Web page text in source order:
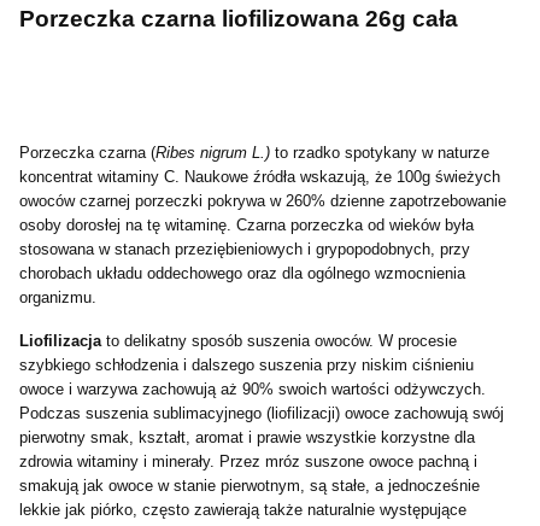
Porzeczka czarna liofilizowana 26g cała
Porzeczka czarna (Ribes nigrum L.) to rzadko spotykany w naturze
koncentrat witaminy C. Naukowe źródła wskazują, że 100g świeżych
owoców czarnej porzeczki pokrywa w 260% dzienne zapotrzebowanie
osoby dorosłej na tę witaminę. Czarna porzeczka od wieków była
stosowana w stanach przeziębieniowych i grypopodobnych, przy
chorobach układu oddechowego oraz dla ogólnego wzmocnienia
organizmu.
Liofilizacja to delikatny sposób suszenia owoców. W procesie
szybkiego schłodzenia i dalszego suszenia przy niskim ciśnieniu
owoce i warzywa zachowują aż 90% swoich wartości odżywczych.
Podczas suszenia sublimacyjnego (liofilizacji) owoce zachowują swój
pierwotny smak, kształt, aromat i prawie wszystkie korzystne dla
zdrowia witaminy i minerały. Przez mróz suszone owoce pachną i
smakują jak owoce w stanie pierwotnym, są stałe, a jednocześnie
lekkie jak piórko, często zawierają także naturalnie występujące